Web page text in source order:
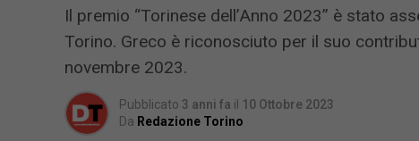
Il premio “Torinese dell’Anno 2023” è stato
Torino. Greco è riconosciuto per il suo
novembre 2023.
Pubblicato 3 anni fa il 10 Ottobre 2023
Da Redazione Torino